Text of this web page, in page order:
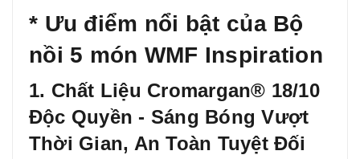
* Ưu điểm nổi bật của Bộ
nồi 5 món WMF Inspiration
1. Chất Liệu Cromargan® 18/10
Độc Quyền - Sáng Bóng Vượt
Thời Gian, An Toàn Tuyệt Đối